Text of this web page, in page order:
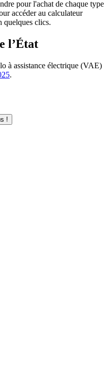
pour l'achat de chaque type
accéder au calculateur
quelques clics.
l’État
à assistance électrique (VAE)
.
!